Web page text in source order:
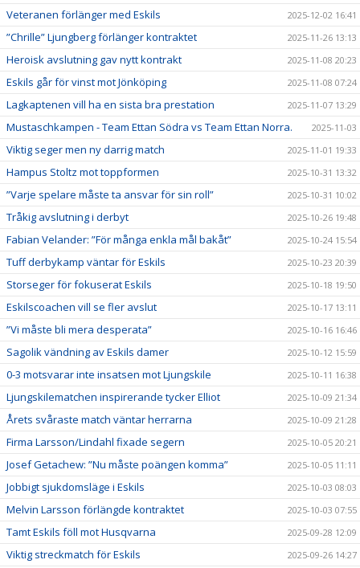
Veteranen förlänger med Eskils 2025-12-02 16:41
”Chrille” Ljungberg förlänger kontraktet 2025-11-26 13:13
Heroisk avslutning gav nytt kontrakt 2025-11-08 20:23
Eskils går för vinst mot Jönköping 2025-11-08 07:24
Lagkaptenen vill ha en sista bra prestation 2025-11-07 13:29
Mustaschkampen - Team Ettan Södra vs Team Ettan Norra. 2025-11-03
Viktig seger men ny darrig match 2025-11-01 19:33
Hampus Stoltz mot toppformen 2025-10-31 13:32
”Varje spelare måste ta ansvar för sin roll” 2025-10-31 10:02
Tråkig avslutning i derbyt 2025-10-26 19:48
Fabian Velander: ”För många enkla mål bakåt” 2025-10-24 15:54
Tuff derbykamp väntar för Eskils 2025-10-23 20:39
Storseger för fokuserat Eskils 2025-10-18 19:50
Eskilscoachen vill se fler avslut 2025-10-17 13:11
”Vi måste bli mera desperata” 2025-10-16 16:46
Sagolik vändning av Eskils damer 2025-10-12 15:59
0-3 motsvarar inte insatsen mot Ljungskile 2025-10-11 16:38
Ljungskilematchen inspirerande tycker Elliot 2025-10-09 21:34
Årets svåraste match väntar herrarna 2025-10-09 21:28
Firma Larsson/Lindahl fixade segern 2025-10-05 20:21
Josef Getachew: ”Nu måste poängen komma” 2025-10-05 11:11
Jobbigt sjukdomsläge i Eskils 2025-10-03 08:03
Melvin Larsson förlängde kontraktet 2025-10-03 07:55
Tamt Eskils föll mot Husqvarna 2025-09-28 12:09
Viktig streckmatch för Eskils 2025-09-26 14:27